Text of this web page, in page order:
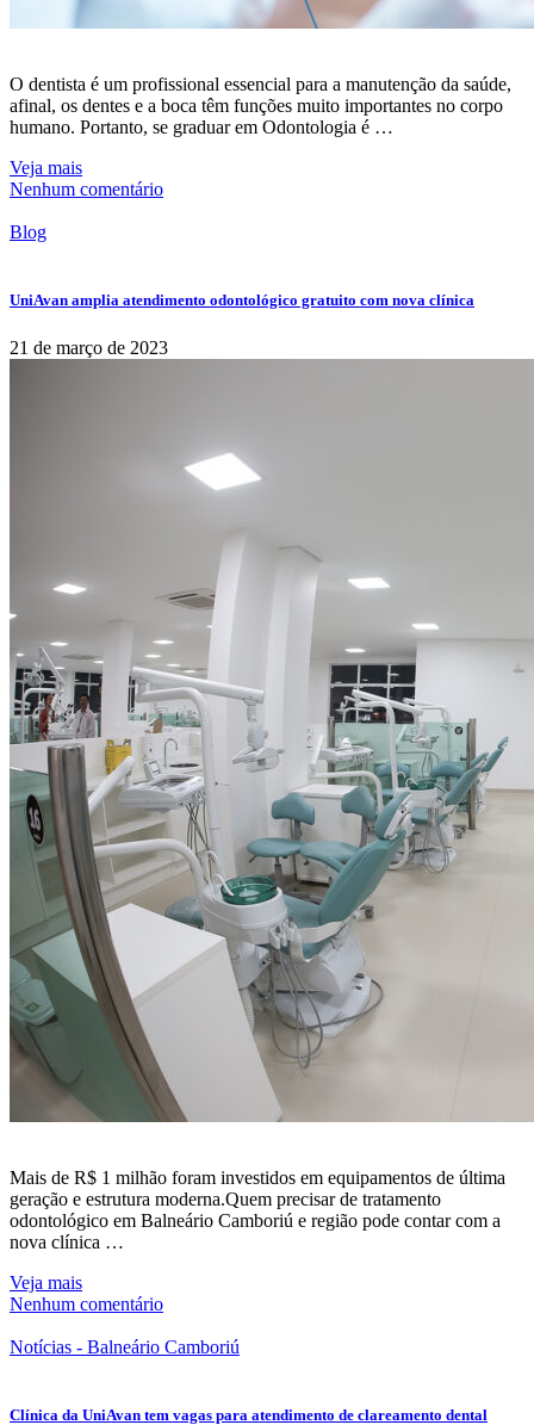
O dentista é um profissional essencial para a manutenção da saúde,
afinal, os dentes e a boca têm funções muito importantes no corpo
humano. Portanto, se graduar em Odontologia é …
Veja mais
Nenhum comentário
Blog
UniAvan amplia atendimento odontológico gratuito com nova clínica
21 de março de 2023
Mais de R$ 1 milhão foram investidos em equipamentos de última
geração e estrutura moderna.Quem precisar de tratamento
odontológico em Balneário Camboriú e região pode contar com a
nova clínica …
Veja mais
Nenhum comentário
Notícias - Balneário Camboriú
Clínica da UniAvan tem vagas para atendimento de clareamento dental